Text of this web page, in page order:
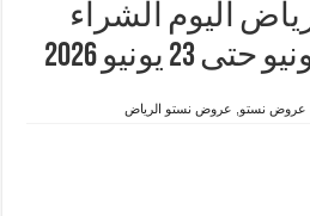
اليوم الشراء
عروض نستو, عروض نستو الرياض